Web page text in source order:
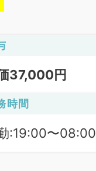
37,000円
時間
:19:00〜08:00